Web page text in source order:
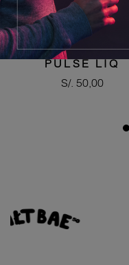
MIAMI MINT -
PULSE LIQ
Precio
S/. 50,00
